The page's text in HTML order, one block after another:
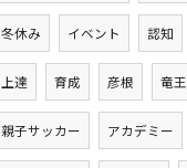
冬休み イベント 認知
上達 育成 彦根 竜王
親子サッカー アカデミー